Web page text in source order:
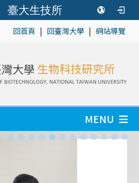
臺大生技所
回首頁 | 回臺灣大學 | 網站導覽
MENU